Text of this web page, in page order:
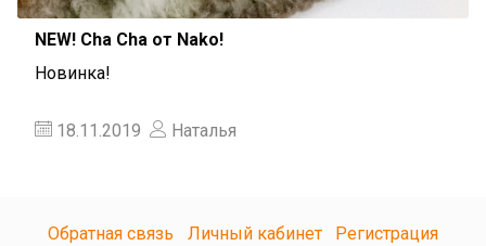
NEW! Cha Cha от Nako!
Новинка!
18.11.2019 Наталья
Обратная связь Личный кабинет
Регистрация